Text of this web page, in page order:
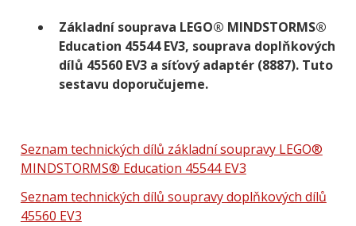
Základní souprava LEGO® MINDSTORMS®
Education 45544 EV3, souprava doplňkových
dílů 45560 EV3 a síťový adaptér (8887). Tuto
sestavu doporučujeme.
Seznam technických dílů základní soupravy LEGO®
MINDSTORMS® Education 45544 EV3
Seznam technických dílů soupravy doplňkových dílů
45560 EV3